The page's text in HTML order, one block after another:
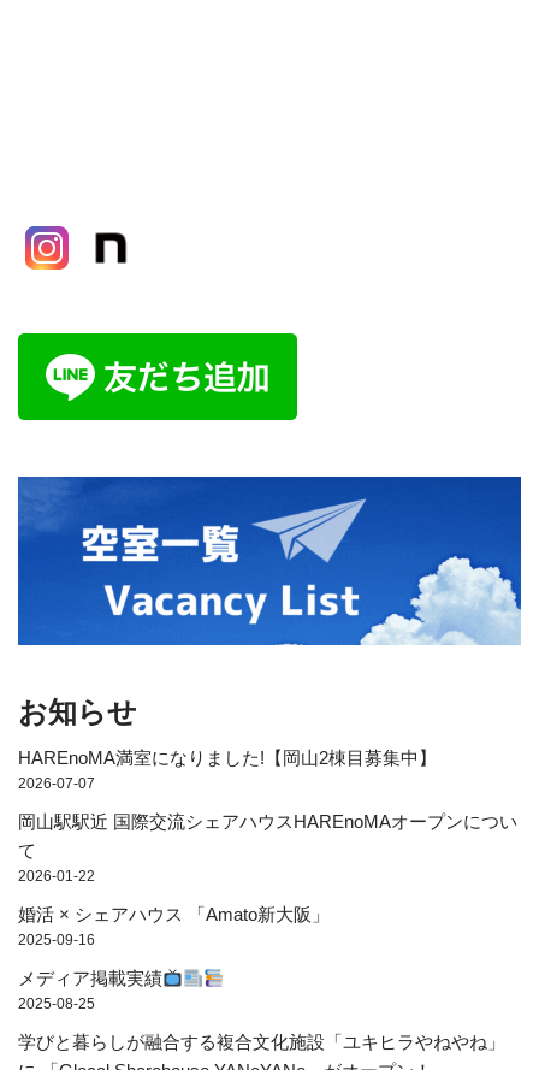
お知らせ
HAREnoMA満室になりました!【岡山2棟目募集中】
2026-07-07
岡山駅駅近 国際交流シェアハウスHAREnoMAオープンについ
て
2026-01-22
婚活 × シェアハウス 「Amato新大阪」
2025-09-16
メディア掲載実績
2025-08-25
学びと暮らしが融合する複合文化施設「ユキヒラやねやね」